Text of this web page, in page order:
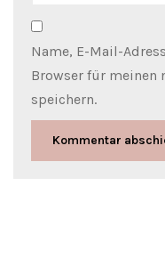
Name, E-Mail-
Browser für meinen
speichern.